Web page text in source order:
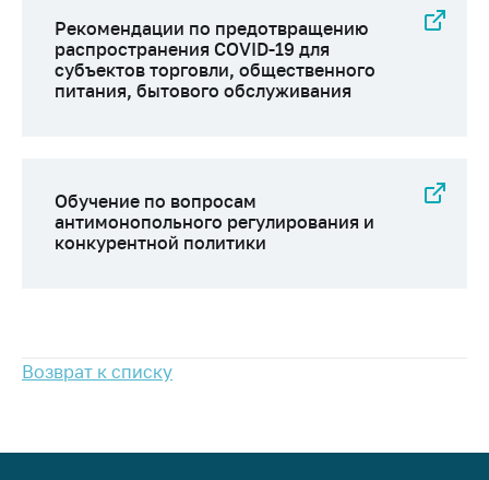
(отсутствия)
нарушения
антимонопольного
законодательства
Общественное
обсуждение
проектов
ведения бизнеса
распространения
Рекомендации по предотвращению
распространения COVID-19 для
субъектов торговли, общественного
питания, бытового обслуживания
Обучение по вопросам
антимонопольного регулирования и
конкурентной политики
Возврат к списку